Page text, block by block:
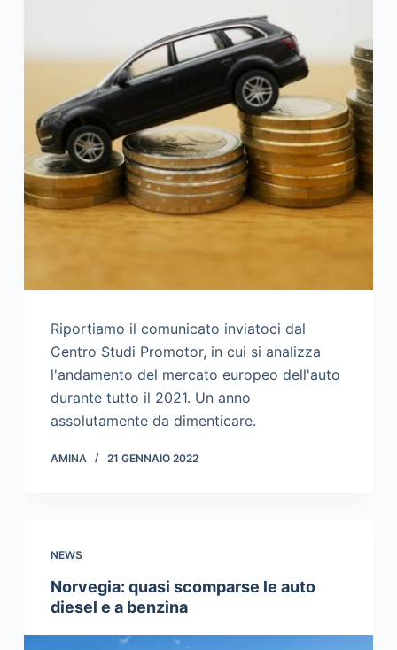
Riportiamo il comunicato inviatoci dal
Centro Studi Promotor, in cui si analizza
l'andamento del mercato europeo dell'auto
durante tutto il 2021. Un anno
assolutamente da dimenticare.
AMINA 21 GENNAIO 2022
NEWS
Norvegia: quasi scomparse le auto
diesel e a benzina